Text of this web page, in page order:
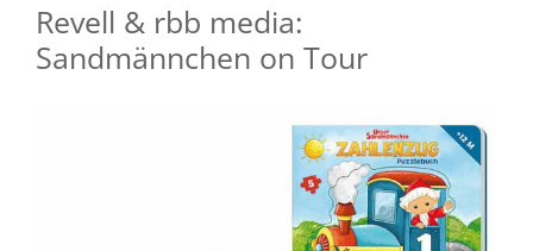
Revell & rbb media:
Sandmännchen on Tour